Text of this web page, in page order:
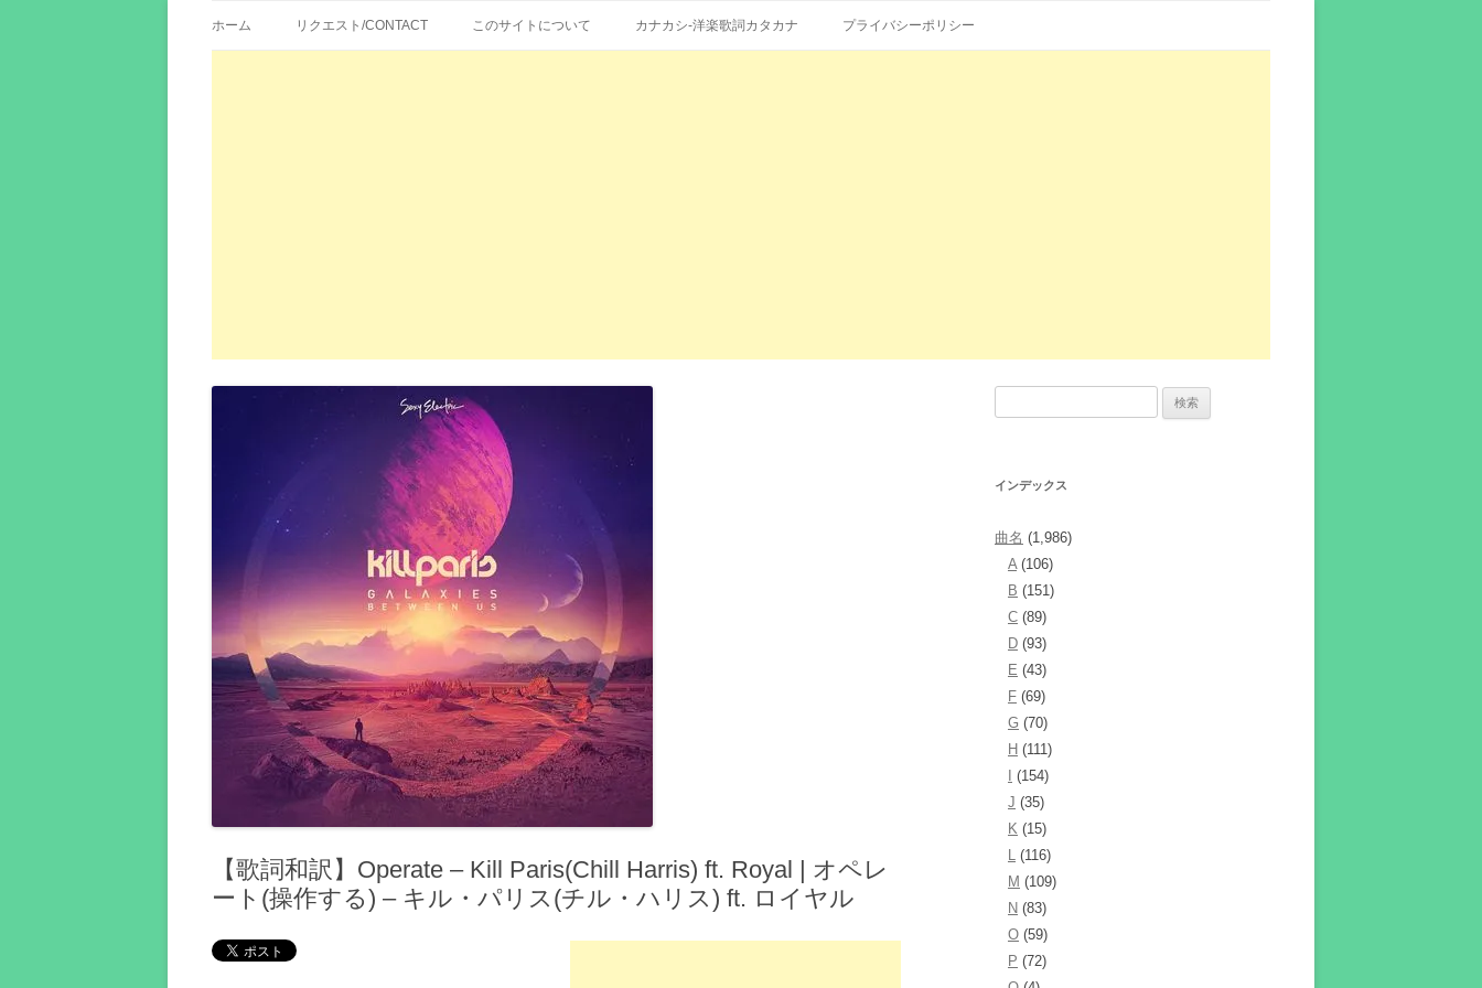
エイカシ | 洋楽歌詞の和訳、英語の意味、読み方
ン
ン
ホーム リクエスト/CONTACT このサイトについて カナカシ-洋楽歌詞カタカナ プライバシーポリシー
【歌詞和訳】Operate – Kill Paris(Chill Harris) ft. Royal | オペレ
ート(操作する) – キル・パリス(チル・ハリス) ft. ロイヤル
インデックス
曲名 (1,986)
A(106)
B (151)
C (89)
D (93)
E (43)
F (69)
G (70)
H (111)
(154)
J (35)
K (15)
L (116)
M (109)
N (83)
O (59)
P (72)